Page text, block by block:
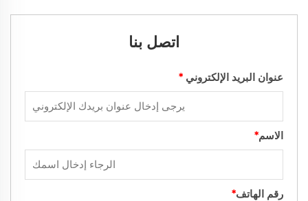
اتصل بنا
عنوان البريد الإلكتروني *
الاسم*
رقم الهاتف*